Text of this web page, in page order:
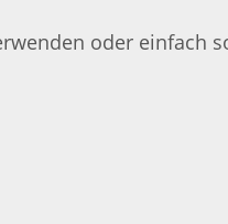
oder einfach